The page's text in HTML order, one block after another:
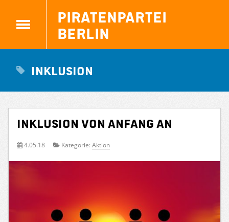
Piratenpartei
Berlin
Inklusion
INKLUSION VON ANFANG AN
4.05.18 Kategorie: Aktion